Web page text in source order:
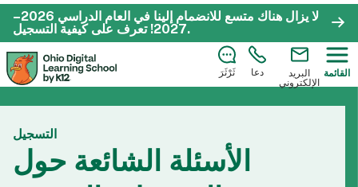
لا يزال هناك متسع للانضمام إلينا في العام الدراسي 2026–
2027! تعرف على كيفية التسجيل .
ثَرْثَرَ دعا
البريد
الإلكتروني
القائمة
التسجيل
الأسئلة الشائعة حول